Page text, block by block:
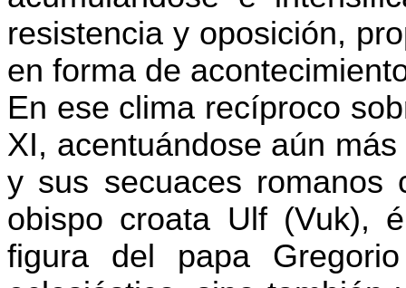
resistencia y oposición,
en forma de
En ese clima recíproco
XI, acentuándose aún
y sus secuaces romanos
obispo croata Ulf(Vuk),
figura del papa